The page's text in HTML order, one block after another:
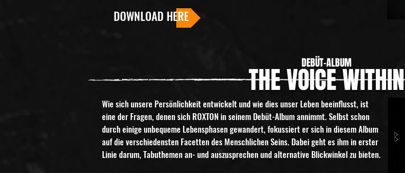
DOWNLOAD HERE
THE VOICE WITHIN
DEBÜT-ALBUM
Wie sich unsere Persönlichkeit entwickelt und wie dies unser Leben beeinflusst, ist
eine der Fragen, denen sich ROXTON in seinem Debüt-Album annimmt. Selbst schon
durch einige unbequeme Lebensphasen gewandert, fokussiert er sich in diesem Album
auf die verschiedensten Facetten des Menschlichen Seins. Dabei geht es ihm in erster
Linie darum, Tabuthemen an- und auszusprechen und alternative Blickwinkel zu bieten.